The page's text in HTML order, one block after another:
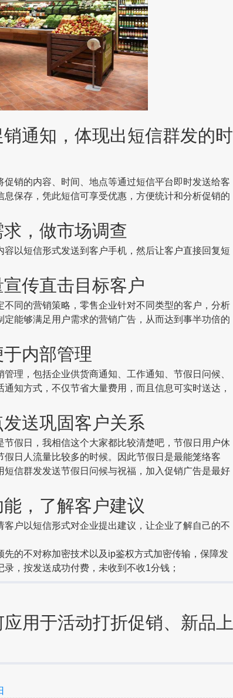
知，体现出短信群发的时
销的内容、时间、地点等通过短信平台即时发送给客
息保存，凭此短信可享受优惠，方便统计和分析促销的
，做市场调查
以短信形式发送到客户手机，然后让客户直接回复短
传直击目标客户
同的营销策略，零售企业针对不同类型的客户，分析
能够满足用户需求的营销广告，从而达到事半功倍的
内部管理
，包括企业供货商通知、工作通知、节假日问候、
知方式，不仅节省大量费用，而且信息可实时送达，
送巩固客户关系
假日，我相信这个大家都比较清楚吧，节假日用户休
日人流量比较多的时候。因此节假日是最能笼络客
短信群发发送节假日问候与祝福，加入促销广告是最好
，了解客户建议
户以短信形式对企业提出建议，让企业了解自己的不
的不对称加密技术以及ip鉴权方式加密传输，保障发
，按发送成功付费，未收到不收1分钱；
应用于活动打折促销、新品上